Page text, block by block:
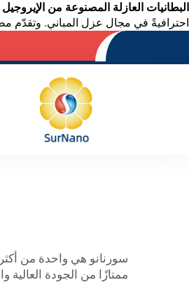
البطانيات العازلة المصنوعة من الإيروجيل
احترافيةً في مجال عزل المباني. وتقدّم
سورنانو هي واحدة من
ممتازًا من الجودة